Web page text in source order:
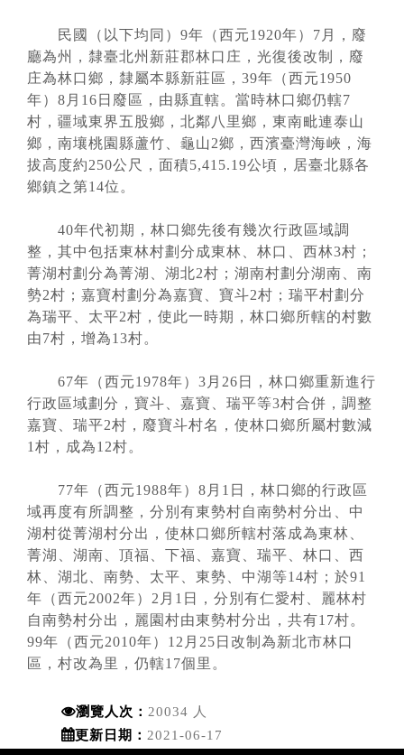
民國（以下均同）9年（西元1920年）7月，廢
廳為州，隸臺北州新莊郡林口庄，光復後改制，廢
庄為林口鄉，隸屬本縣新莊區，39年（西元1950
年）8月16日廢區，由縣直轄。當時林口鄉仍轄7
村，疆域東界五股鄉，北鄰八里鄉，東南毗連泰山
鄉，南壤桃園縣蘆竹、龜山2鄉，西濱臺灣海峽，海
拔高度約250公尺，面積5,415.19公頃，居臺北縣各
鄉鎮之第14位。
40年代初期，林口鄉先後有幾次行政區域調
整，其中包括東林村劃分成東林、林口、西林3村；
菁湖村劃分為菁湖、湖北2村；湖南村劃分湖南、南
勢2村；嘉寶村劃分為嘉寶、寶斗2村；瑞平村劃分
為瑞平、太平2村，使此一時期，林口鄉所轄的村數
由7村，增為13村。
67年（西元1978年）3月26日，林口鄉重新進行
行政區域劃分，寶斗、嘉寶、瑞平等3村合併，調整
嘉寶、瑞平2村，廢寶斗村名，使林口鄉所屬村數減
1村，成為12村。
77年（西元1988年）8月1日，林口鄉的行政區
域再度有所調整，分別有東勢村自南勢村分出、中
湖村從菁湖村分出，使林口鄉所轄村落成為東林、
菁湖、湖南、頂福、下福、嘉寶、瑞平、林口、西
林、湖北、南勢、太平、東勢、中湖等14村；於91
年（西元2002年）2月1日，分別有仁愛村、麗林村
自南勢村分出，麗園村由東勢村分出，共有17村。
99年（西元2010年）12月25日改制為新北市林口
區，村改為里，仍轄17個里。
瀏覽人次： 20034 人
更新日期： 2021-06-17